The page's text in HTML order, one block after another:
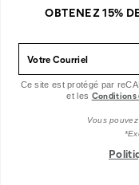
OBTENEZ 15%
Ce site est protégé par
et les
Vous